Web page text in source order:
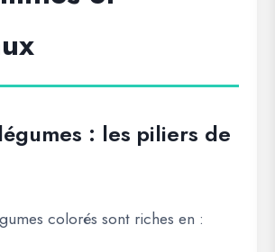
: les piliers de
colorés sont riches en :